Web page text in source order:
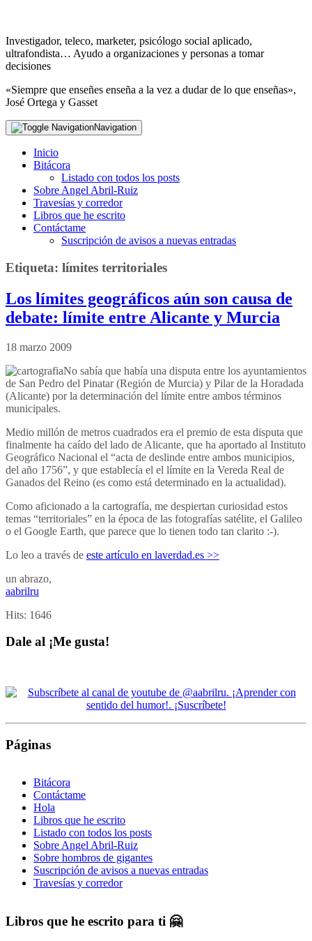
Investigador, teleco, marketer, psicólogo social aplicado,
ultrafondista… Ayudo a organizaciones y personas a tomar
decisiones
«Siempre que enseñes enseña a la vez a dudar de lo que enseñas»,
José Ortega y Gasset
Navigation
Inicio
Bitácora
Listado con todos los posts
Sobre Angel Abril-Ruiz
Travesías y corredor
Libros que he escrito
Contáctame
Suscripción de avisos a nuevas entradas
Etiqueta: límites territoriales
Los límites geográficos aún son causa de
debate: límite entre Alicante y Murcia
18 marzo 2009
No sabía que había una disputa entre los ayuntamientos
de San Pedro del Pinatar (Región de Murcia) y Pilar de la Horadada
(Alicante) por la determinación del límite entre ambos términos
municipales.
Medio millón de metros cuadrados era el premio de esta disputa que
finalmente ha caído del lado de Alicante, que ha aportado al Instituto
Geográfico Nacional el “acta de deslinde entre ambos municipios,
del año 1756”, y que establecía el el límite en la Vereda Real de
Ganados del Reino (es como está determinado en la actualidad).
Como aficionado a la cartografía, me despiertan curiosidad estos
temas “territoriales” en la época de las fotografías satélite, el Galileo
o el Google Earth, que parece que lo tienen todo tan clarito :-).
Lo leo a través de este artículo en laverdad.es >>
un abrazo,
aabrilru
Hits: 1646
Dale al ¡Me gusta!
Páginas
Bitácora
Contáctame
Hola
Libros que he escrito
Listado con todos los posts
Sobre Angel Abril-Ruiz
Sobre hombros de gigantes
Suscripción de avisos a nuevas entradas
Travesías y corredor
Libros que he escrito para ti 🤗